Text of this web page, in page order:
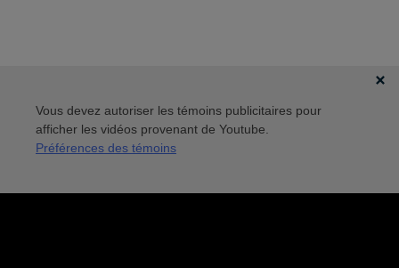
Vous devez autoriser les témoins publicitaires pour
afficher les vidéos provenant de Youtube.
Préférences des témoins